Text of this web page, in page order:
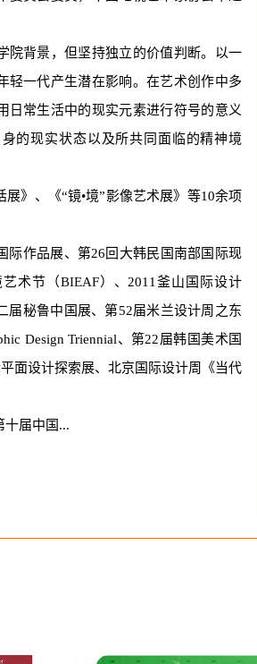
背景，但坚持独立的价值判断。以一
轻一代产生潜在影响。在艺术创作中多
日常生活中的现实元素进行符号的意义
的现实状态以及所共同面临的精神境
》、《“镜•境”影像艺术展》等10余项
作品展、第26回大韩民国南部国际现
术节（BIEAF）、2011釜山国际设计
届秘鲁中国展、第52届米兰设计周之东
Design Triennial、第22届韩国美术国
面设计探索展、北京国际设计周《当代
届中国...